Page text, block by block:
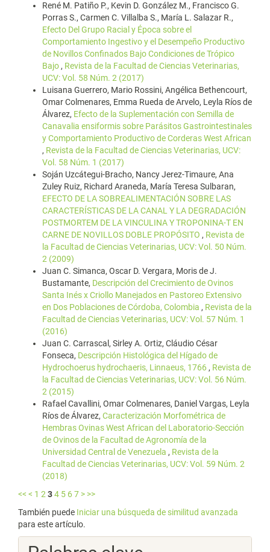
René M. Patiño P., Kevin D. González M., Francisco G.
Porras S., Carmen C. Villalba S., María L. Salazar R.,
Efecto Del Grupo Racial y Época sobre el
Comportamiento Ingestivo y el Desempeño Productivo
de Novillos Confinados Bajo Condiciones de Trópico
Bajo, Revista de la Facultad de Ciencias Veterinarias,
UCV: Vol. 58 Núm. 2 (2017)
Luisana Guerrero, Mario Rossini, Angélica Bethencourt,
Omar Colmenares, Emma Rueda de Arvelo, Leyla Ríos de
Álvarez, Efecto de la Suplementación con Semilla de
Canavalia ensiformis sobre Parásitos Gastrointestinales
y Comportamiento Productivo de Corderas West African
, Revista de la Facultad de Ciencias Veterinarias, UCV:
Vol. 58 Núm. 1 (2017)
Soján Uzcátegui-Bracho, Nancy Jerez-Timaure, Ana
Zuley Ruiz, Richard Araneda, María Teresa Sulbaran,
EFECTO DE LA SOBREALIMENTACIÓN SOBRE LAS
CARACTERÍSTICAS DE LA CANAL Y LA DEGRADACIÓN
POSTMORTEM DE LA VINCULINA Y TROPONINA-T EN
CARNE DE NOVILLOS DOBLE PROPÓSITO , Revista de
la Facultad de Ciencias Veterinarias, UCV: Vol. 50 Núm.
2 (2009)
Juan C. Simanca, Oscar D. Vergara, Moris de J.
Bustamante, Descripción del Crecimiento de Ovinos
Santa Inés x Criollo Manejados en Pastoreo Extensivo
en Dos Poblaciones de Córdoba, Colombia , Revista de la
Facultad de Ciencias Veterinarias, UCV: Vol. 57 Núm. 1
(2016)
Juan C. Carrascal, Sirley A. Ortiz, Cláudio César
Fonseca, Descripción Histológica del Hígado de
Hydrochoerus hydrochaeris, Linnaeus, 1766, Revista de
la Facultad de Ciencias Veterinarias, UCV: Vol. 56 Núm.
2 (2015)
Rafael Cavallini, Omar Colmenares, Daniel Vargas, Leyla
Ríos de Álvarez, Caracterización Morfométrica de
Hembras Ovinas West African del Laboratorio-Sección
de Ovinos de la Facultad de Agronomía de la
Universidad Central de Venezuela , Revista de la
Facultad de Ciencias Veterinarias, UCV: Vol. 59 Núm. 2
(2018)
<< < 1 234 5 67 > >>
También puede Iniciar una búsqueda de similitud avanzada
para este artículo.